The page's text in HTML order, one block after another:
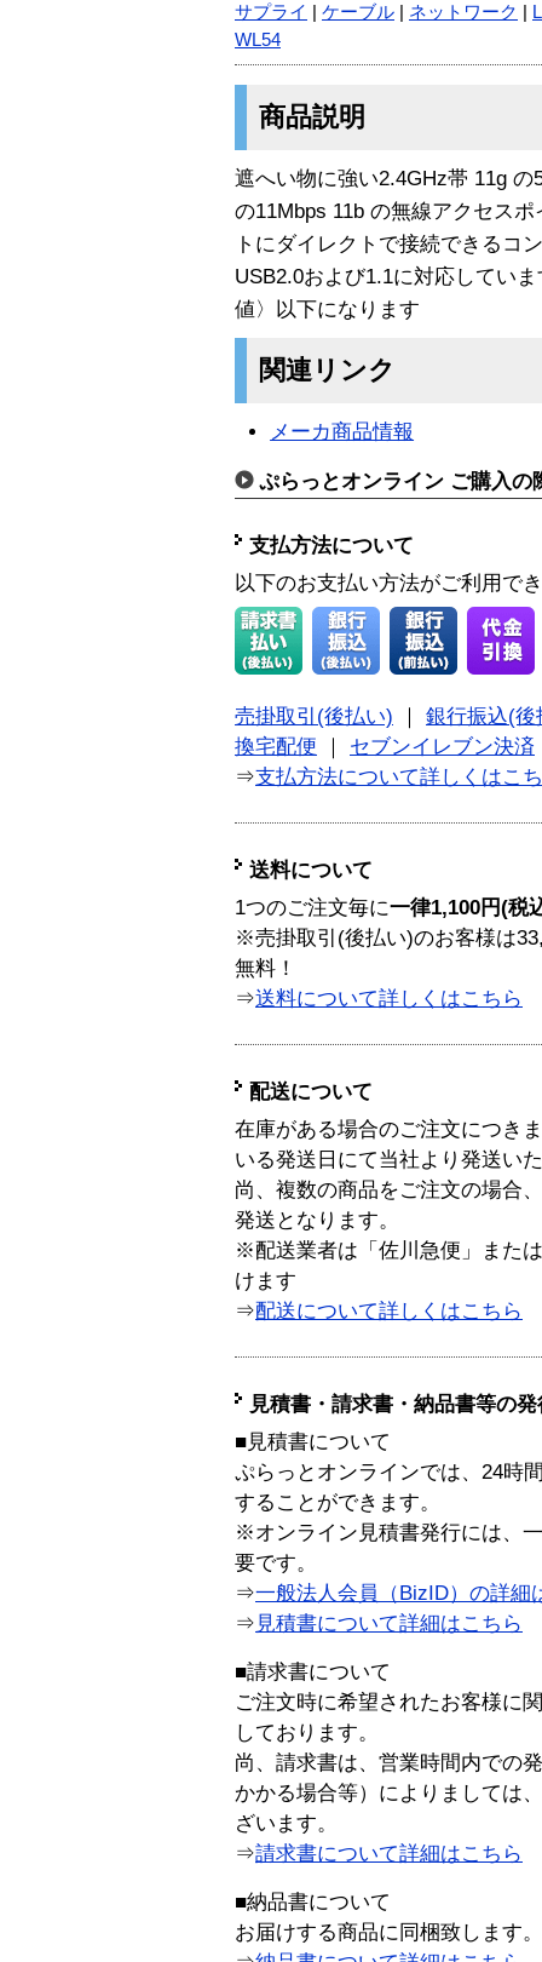
サプライ ケーブル ネットワーク
WL54
商品説明
遮へい物に強い2.4GHz帯 11g
の11Mbps 11b の無線アクセス
トにダイレクトで接続できるコ
USB2.0および1.1に対応してい
値〉以下になります
関連リンク
メーカ商品情報
ぷらっとオンライン ご購入の
支払方法について
以下のお支払い方法がご利用で
売掛取引(後払い)
銀行振込(後
換宅配便
セブンイレブン決済
⇒支払方法について詳しくはこ
送料について
1つのご注文毎に一律1,100円(税
※売掛取引(後払い)のお客様は
無料！
⇒送料について詳しくはこちら
配送について
在庫がある場合のご注文につき
いる発送日にて当社より発送い
尚、複数の商品をご注文の場合
発送となります。
※配送業者は「佐川急便」また
けます
⇒配送について詳しくはこちら
見積書・請求書・納品書等の
■見積書について
ぷらっとオンラインでは、24時
することができます。
※オンライン見積書発行には、
要です。
⇒一般法人会員（BizID）の詳細
⇒ 見積書について詳細はこちら
■請求書について
ご注文時に希望されたお客様に
しております。
尚、請求書は、営業時間内での
かかる場合等）によりましては
ざいます。
⇒請求書について詳細はこちら
■納品書について
お届けする商品に同梱致します。